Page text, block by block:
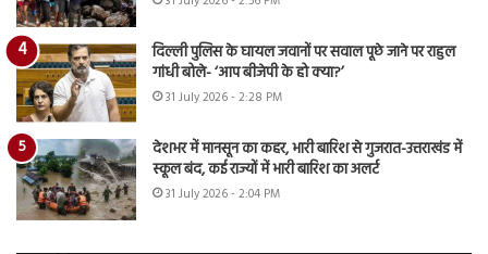
दिल्ली पुलिस के घायल जवानों पर सवाल पूछे जाने पर राहुल
गांधी बोले- ‘आप बीजेपी के हो क्या?’
31 July 2026 - 2:28 PM
देशभर में मानसून का कहर, भारी बारिश से गुजरात-उत्तराखंड में
स्कूल बंद, कई राज्यों में भारी बारिश का अलर्ट
31 July 2026 - 2:04 PM